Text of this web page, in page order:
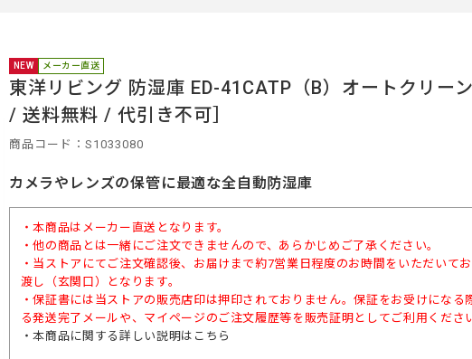
NEW メーカー直送
東洋リビング 防湿庫 ED-41CATP（B）オートクリー
/ 送料無料 / 代引き不可］
商品コード：S1033080
カメラやレンズの保管に最適な全自動防湿庫
・本商品はメーカー直送となります。
・他の商品とは一緒にご注文できませんので、あらかじめご了承ください。
・当ストアにてご注文確認後、お届けまで約7営業日程度のお時間をいただいて
渡し（玄関口）となります。
・保証書には当ストアの販売店印は押印されておりません。保証をお受けになる
る発送完了メールや、マイページのご注文履歴等を販売証明としてご利用くださ
・本商品に関する詳しい説明は こちら